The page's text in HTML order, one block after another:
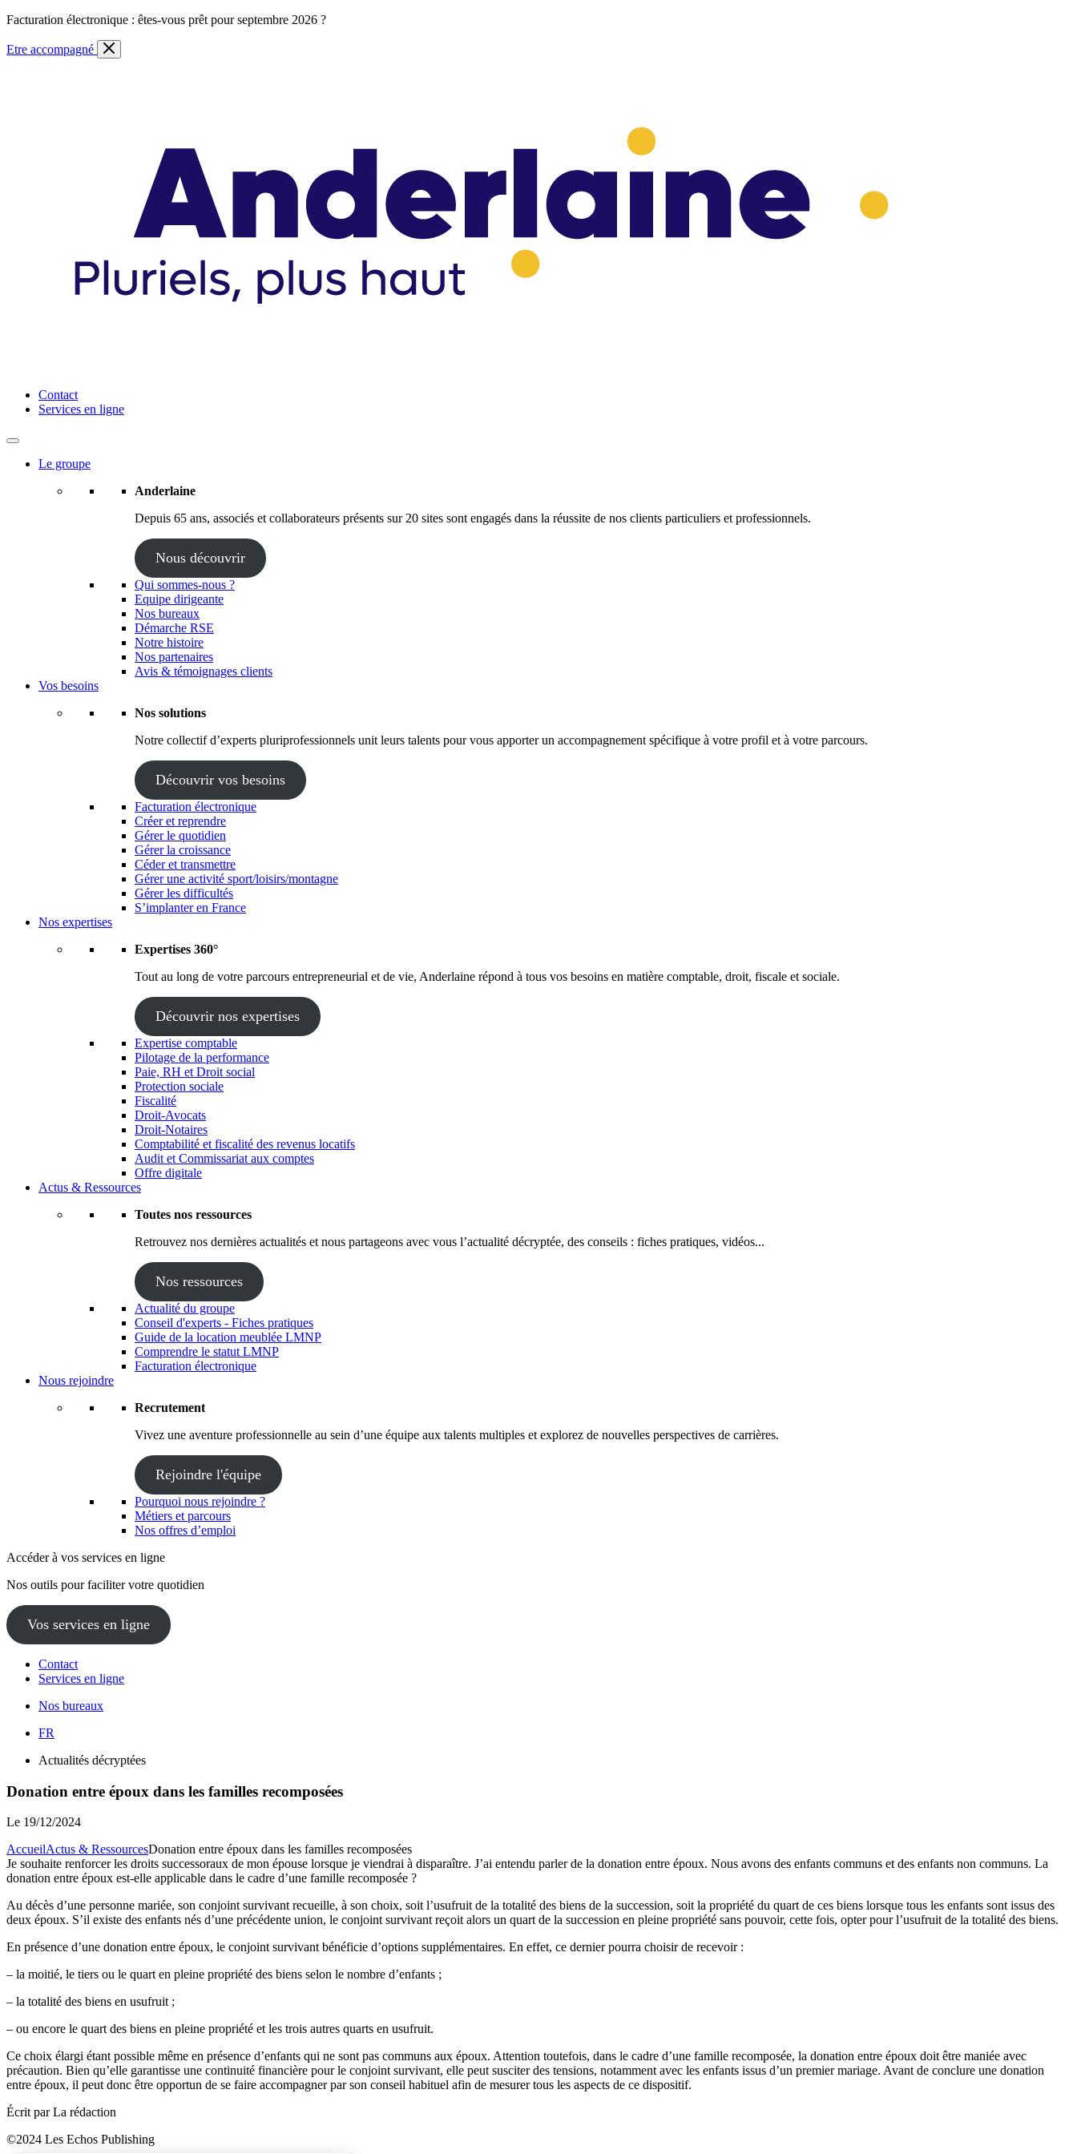
Skip
content
Facturation électronique : êtes-vous prêt pour septembre 2026 ?
Etre accompagné
Anderlaine | Conseil – Expert comptable – Avocat – Audit
Contact
Services en ligne
Le groupe
Anderlaine
Depuis 65 ans, associés et collaborateurs présents sur 20 sites sont engagés dans la réussite de nos clients particuliers et professionnels.
Nous découvrir
Qui sommes-nous ?
Equipe dirigeante
Nos bureaux
Démarche RSE
Notre histoire
Nos partenaires
Avis & témoignages clients
Vos besoins
Nos solutions
Notre collectif d’experts pluriprofessionnels unit leurs talents pour vous apporter un accompagnement spécifique à votre profil et à votre parcours.
Découvrir vos besoins
Facturation électronique
Créer et reprendre
Gérer le quotidien
Gérer la croissance
Céder et transmettre
Gérer une activité sport/loisirs/montagne
Gérer les difficultés
S’implanter en France
Nos expertises
Expertises 360°
Tout au long de votre parcours entrepreneurial et de vie, Anderlaine répond à tous vos besoins en matière comptable, droit, fiscale et sociale.
Découvrir nos expertises
Expertise comptable
Pilotage de la performance
Paie, RH et Droit social
Protection sociale
Fiscalité
Droit-Avocats
Droit-Notaires
Comptabilité et fiscalité des revenus locatifs
Audit et Commissariat aux comptes
Offre digitale
Actus & Ressources
Toutes nos ressources
Retrouvez nos dernières actualités et nous partageons avec vous l’actualité décryptée, des conseils : fiches pratiques, vidéos...
Nos ressources
Actualité du groupe
Conseil d'experts - Fiches pratiques
Guide de la location meublée LMNP
Comprendre le statut LMNP
Facturation électronique
Nous rejoindre
Recrutement
Vivez une aventure professionnelle au sein d’une équipe aux talents multiples et explorez de nouvelles perspectives de carrières.
Rejoindre l'équipe
Pourquoi nous rejoindre ?
Métiers et parcours
Nos offres d’emploi
Accéder à vos services en ligne
Nos outils pour faciliter votre quotidien
Vos services en ligne
Contact
Services en ligne
Nos bureaux
FR
Actualités décryptées
Donation entre époux dans les familles recomposées
Le 19/12/2024
AccueilActus & RessourcesDonation entre époux dans les familles recomposées
Je souhaite renforcer les droits successoraux de mon épouse lorsque je viendrai à disparaître. J’ai entendu parler de la donation entre époux. Nous avons des enfants communs et des enfants non communs. La
donation entre époux est-elle applicable dans le cadre d’une famille recomposée ?
Au décès d’une personne mariée, son conjoint survivant recueille, à son choix, soit l’usufruit de la totalité des biens de la succession, soit la propriété du quart de ces biens lorsque tous les enfants sont issus des
deux époux. S’il existe des enfants nés d’une précédente union, le conjoint survivant reçoit alors un quart de la succession en pleine propriété sans pouvoir, cette fois, opter pour l’usufruit de la totalité des biens.
En présence d’une donation entre époux, le conjoint survivant bénéficie d’options supplémentaires. En effet, ce dernier pourra choisir de recevoir :
– la moitié, le tiers ou le quart en pleine propriété des biens selon le nombre d’enfants ;
– la totalité des biens en usufruit ;
– ou encore le quart des biens en pleine propriété et les trois autres quarts en usufruit.
Ce choix élargi étant possible même en présence d’enfants qui ne sont pas communs aux époux. Attention toutefois, dans le cadre d’une famille recomposée, la donation entre époux doit être maniée avec
précaution. Bien qu’elle garantisse une continuité financière pour le conjoint survivant, elle peut susciter des tensions, notamment avec les enfants issus d’un premier mariage. Avant de conclure une donation
entre époux, il peut donc être opportun de se faire accompagner par son conseil habituel afin de mesurer tous les aspects de ce dispositif.
Écrit par La rédaction
©2024 Les Echos Publishing